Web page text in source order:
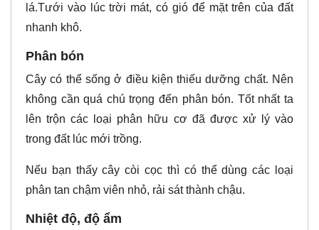
lá.Tưới vào lúc trời mát, có gió để mặt trên của đất
nhanh khô.
Phân bón
Cây có thể sống ở điều kiện thiếu dưỡng chất. Nên
không cần quá chú trọng đến phân bón. Tốt nhất ta
lên trộn các loại phân hữu cơ đã được xử lý vào
trong đất lúc mới trồng.
Nếu bạn thấy cây còi cọc thì có thể dùng các loại
phân tan chậm viên nhỏ, rải sát thành chậu.
Nhiệt độ, độ ẩm